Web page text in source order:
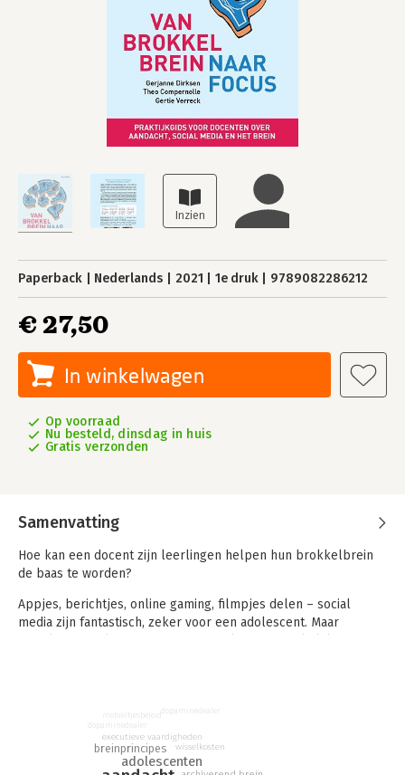
Paperback Nederlands 2021 1e druk 9789082286212
€ 27,50
In winkelwagen
Op voorraad
Nu besteld, dinsdag in huis
Gratis verzonden
Samenvatting
Hoe kan een docent zijn leerlingen helpen hun brokkelbrein
de baas te worden?
Appjes, berichtjes, online gaming, filmpjes delen – social
media zijn fantastisch, zeker voor een adolescent. Maar
De auteurs laten zien hoe drie breinnetwerken uit balans
raken door frequent socialmedia-gebruik. Maar bovenal geven
zij docenten tips om die balans te herstellen zodat aandacht
makkelijker vast te houden is. Dit doen zij aan de hand van de
adolescenten
breinprincipes
executieve vaardigheden
wisselkosten
dopaminedealer
mobieltjesbeleid
dopaminedealer